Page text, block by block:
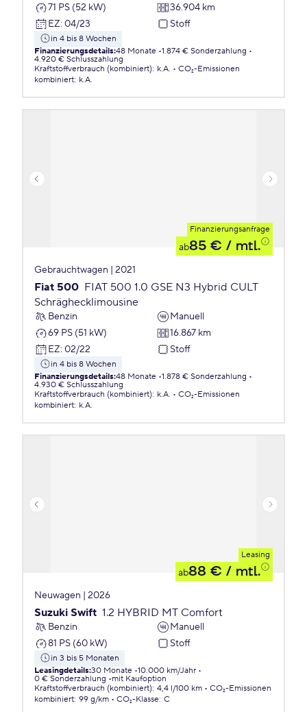
71 PS (52 kW)
36.904 km
EZ: 04/23 Stoff
in 4 bis 8 Wochen
Finanzierungsdetails:48 Monate 1.874 € Sonderzahlung
4.920 € Schlusszahlung
Kraftstoffverbrauch (kombiniert): k.A.
CO₂-Emissionen
kombiniert: k.A.
Finanzierungsanfrage
ab85 € / mtl.
Gebrauchtwagen | 2021
Fiat 500 FIAT 500 1.0 GSE N3 Hybrid CULT
Schräghecklimousine
Benzin
Manuell
69 PS (51 kW)
16.867 km
EZ: 02/22 Stoff
in 4 bis 8 Wochen
Finanzierungsdetails:48 Monate 1.878 € Sonderzahlung
4.930 € Schlusszahlung
Kraftstoffverbrauch (kombiniert): k.A.
CO₂-Emissionen
kombiniert: k.A.
Leasing
ab88 € / mtl.
Neuwagen | 2026
Suzuki Swift 1.2 HYBRID MT Comfort
Benzin
Manuell
81 PS (60 kW)
Stoff
in 3 bis 5 Monaten
Leasingdetails:30 Monate 10.000 km/Jahr
0 € Sonderzahlung
mit Kaufoption
Kraftstoffverbrauch (kombiniert): 4,4 l/100 km
CO₂-Emissionen
kombiniert: 99 g/km CO₂-Klasse: C